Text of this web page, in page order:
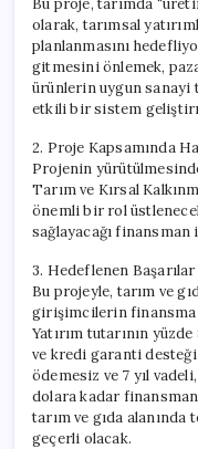
olarak, tarımsal
planlanmasını
gitmesini önlemek,
ürünlerin uygun
etkili bir sistem
2. Proje Kapsamında
Projenin
Tarım ve Kırsal
önemli bir rol
sağlayacağı
3. Hedeflenen
Bu projeyle, tarım ve
girişimcilerin
Yatırım tutarının
ve kredi garanti
ödemesiz ve 7 yıl
dolara kadar
tarım ve gıda alanında
geçerli olacak.